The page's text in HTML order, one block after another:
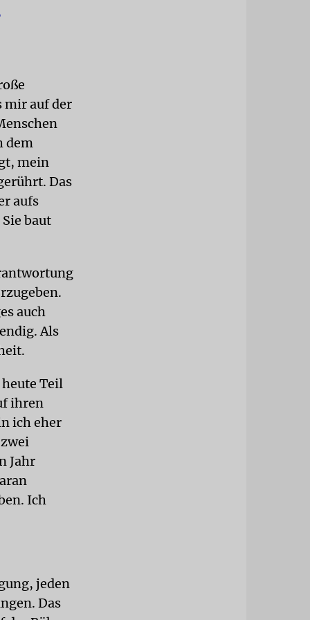
mir auf der
dem
mein
Das
aufs
baut
auch
Als
Teil
ihren
ich eher
Jahr
Ich
jeden
Das